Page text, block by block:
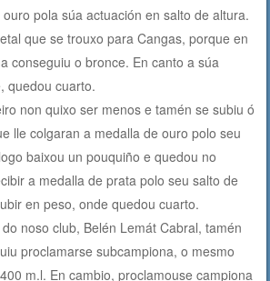
pola súa actuación en salto de altura.
que se trouxo para Cangas, porque en
conseguiu o bronce. En canto a súa
quedou cuarto.
non quixo ser menos e tamén se subiu ó
lle colgaran a medalla de ouro polo seu
baixou un pouquiño e quedou no
a medalla de prata polo seu salto de
en peso, onde quedou cuarto.
noso club, Belén Lemát Cabral, tamén
proclamarse subcampiona, o mesmo
m.l. En cambio, proclamouse campiona